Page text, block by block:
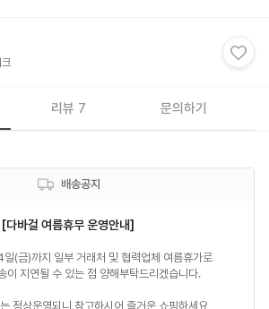
리뷰 7 문의하기
배송공지
[다바걸 여름휴무 운영안내]
(금)까지 일부 거래처 및 협력업체 여름휴가로
이 지연될 수 있는 점 양해부탁드리겠습니다.
정상운영되니 참고하시어 즐거운 쇼핑하세요